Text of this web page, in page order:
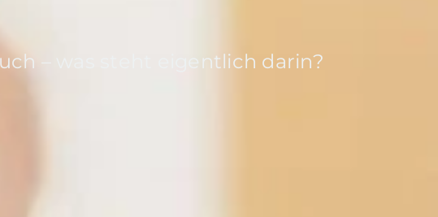
– was steht eigentlich darin?